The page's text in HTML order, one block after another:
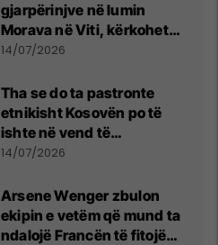
gjarpërinjve në lumin
Morava në Viti, kërkohet
kujdes nga qytetarët
14/07/2026
Tha se do ta pastronte
etnikisht Kosovën po të
ishte në vend të
Millosheviqit, Lëvizja e
kërkon shkarkimin e
menjëhershëm të
Snezhana Paunoviq
14/07/2026
Arsene Wenger zbulon
ekipin e vetëm që mund ta
ndalojë Francën të fitojë